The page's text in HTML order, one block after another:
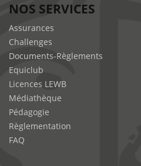
NOS SERVICES
Assurances
Challenges
Documents-Règlements
Equiclub
Licences LEWB
Médiathèque
Pédagogie
Règlementation
FAQ